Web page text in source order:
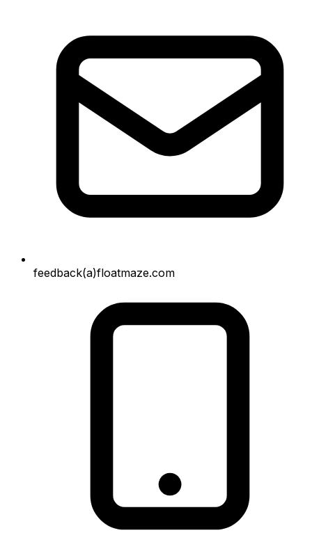
feedback(a)floatmaze.com